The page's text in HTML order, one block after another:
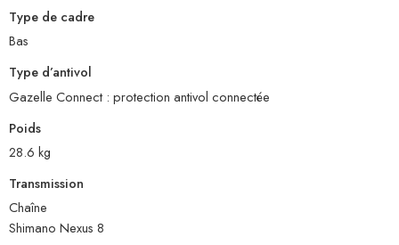
Type de cadre
Bas
Type d’antivol
Gazelle Connect : protection antivol connectée
Poids
28.6 kg
Transmission
Chaîne
Shimano Nexus 8